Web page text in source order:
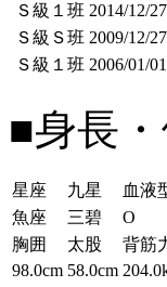
Ｓ級１班 2014/12/27
Ｓ級Ｓ班 2009/12/27
Ｓ級１班 2006/01/01
■身長
星座 九星 血液
魚座
三碧 O
胸囲
太股 背筋
98.0cm 58.0cm